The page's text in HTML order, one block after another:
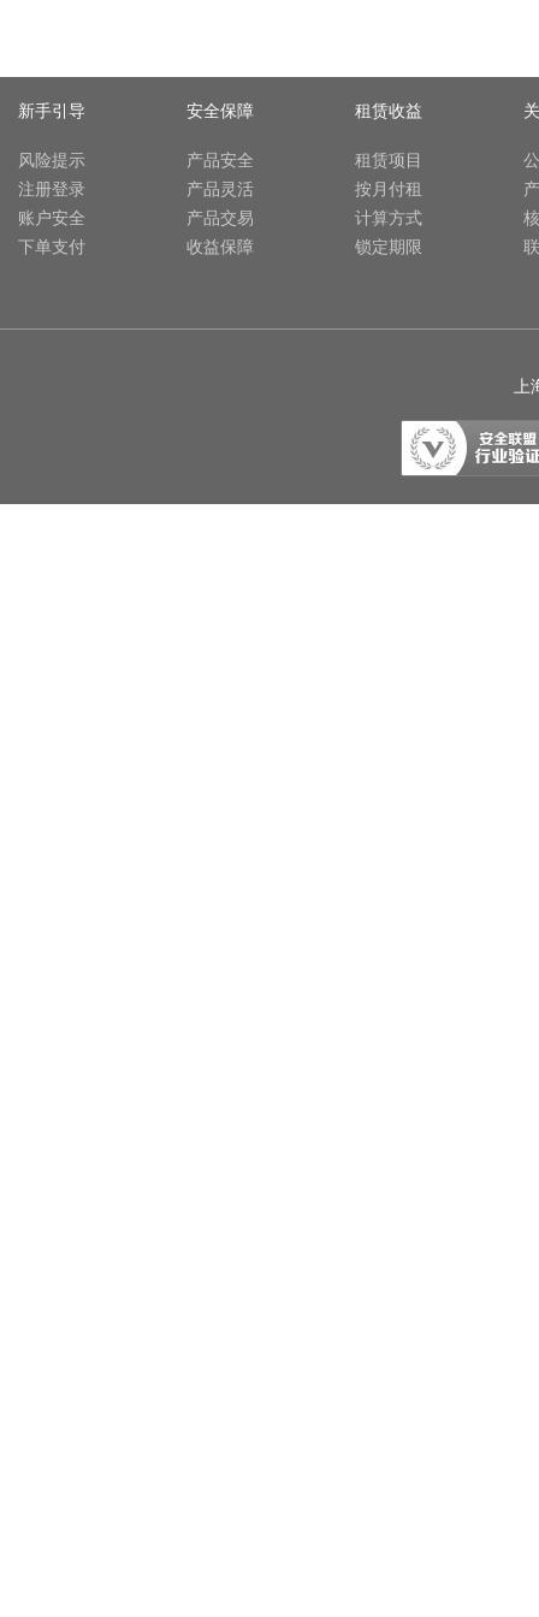
新手引导
风险提示
注册登录
账户安全
下单支付
安全保障
产品安全
产品灵活
产品交易
收益保障
租赁收益
租赁项目
按月付租
计算方式
锁定期限